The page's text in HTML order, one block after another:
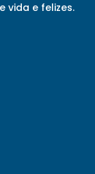
vida e felizes.